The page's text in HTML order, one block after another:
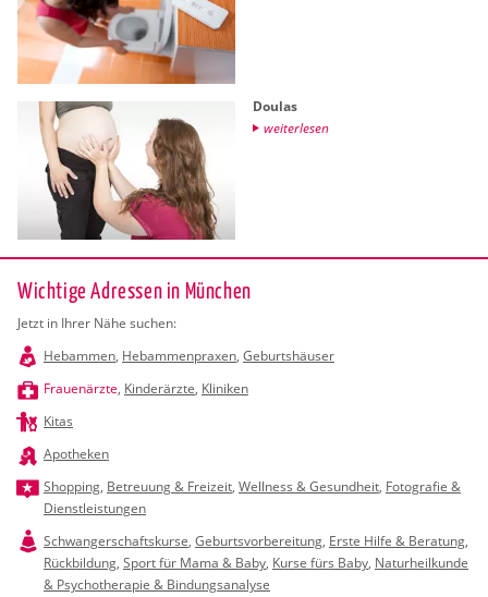
Dou­las
wei­ter­le­sen
Wichtige Adressen in München
Jetzt in Ihrer Nähe suchen:
Hebammen, Hebammenpraxen, Geburtshäuser
Frauenärzte, Kinderärzte, Kliniken
Kitas
Apotheken
Shopping, Betreuung & Freizeit, Wellness & Gesundheit, Fotografie &
Dienstleistungen
Schwangerschaftskurse, Geburtsvorbereitung, Erste Hilfe & Beratung,
Rückbildung, Sport für Mama & Baby, Kurse fürs Baby, Naturheilkunde
& Psychotherapie & Bindungsanalyse